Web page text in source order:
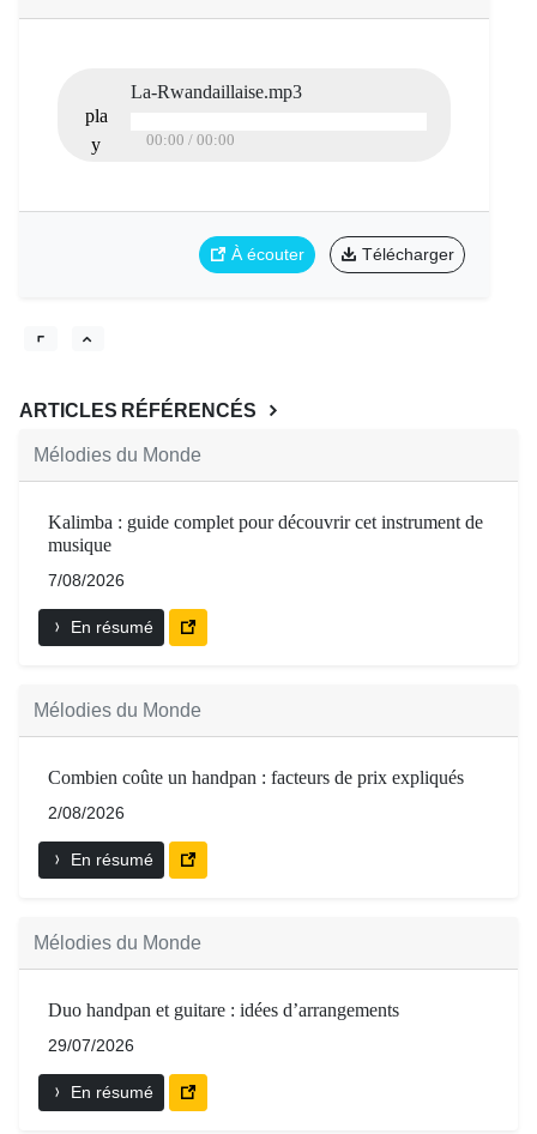
pla
y
La-Rwandaillaise.mp3
00:00 / 00:00
À écouter Télécharger
ARTICLES RÉFÉRENCÉS
Mélodies du Monde
Kalimba : guide complet pour découvrir cet instrument de
musique
7/08/2026
En résumé
Mélodies du Monde
Combien coûte un handpan : facteurs de prix expliqués
2/08/2026
En résumé
Mélodies du Monde
Duo handpan et guitare : idées d’arrangements
29/07/2026
En résumé